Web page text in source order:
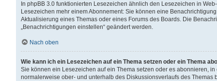
In phpBB 3.0 funktionierten Lesezeichen ähnlich den Lesezeichen in
Lesezeichen mehr einem Abonnement: Sie können eine
Aktualisierung eines Themas oder eines Forums des Boards. Die
„Benachrichtigungen einstellen“ geändert werden.
Nach oben
Wie kann ich ein Lesezeichen auf ein Thema setzen oder ein Thema
Sie können ein Lesezeichen auf ein Thema setzen oder es abonnieren,
normalerweise ober- und unterhalb des Diskussionsverlaufs des Themas